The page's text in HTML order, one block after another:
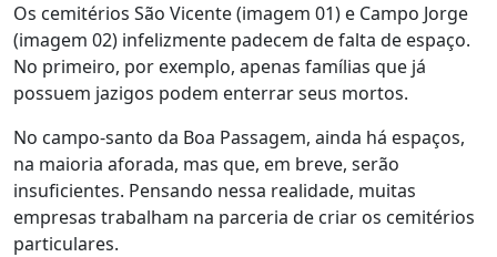
Os cemitérios São Vicente (imagem 01) e Campo Jorge
(imagem 02) infelizmente padecem de falta de espaço.
No primeiro, por exemplo, apenas famílias que já
possuem jazigos podem enterrar seus mortos.
No campo-santo da Boa Passagem, ainda há espaços,
na maioria aforada, mas que, em breve, serão
insuficientes. Pensando nessa realidade, muitas
empresas trabalham na parceria de criar os cemitérios
particulares.